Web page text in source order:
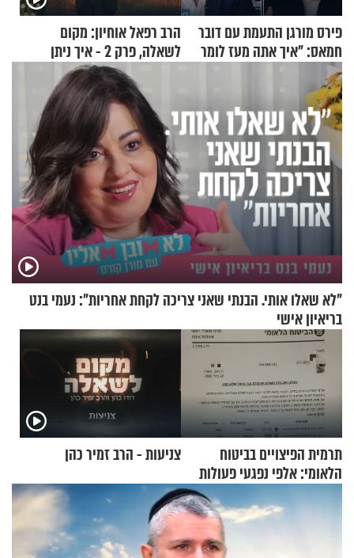
פירס מורגן התעמת עם דובר
חמאס: "איך אתה מעז לומר
שלא ביצעתם פשעי מלחמה?!"
הרב רפאל אוחיון: מקום
לשאלה, פרק 2 - איך ניתן
להוכיח שהתורה משמיים?
"לא שאלו אותי. הבנתי שאני צריכה לקחת אחריות": נעמי בנט
בריאיון אישי
תרמית הפיצויים בביטוח
הלאומי: אלפי נפגעי פעולות
איבה קיבלו כספים במירמה
צניעות - הרב זמיר כהן